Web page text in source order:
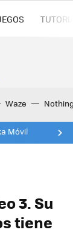
Waze
Móvil
3. Su
tiene